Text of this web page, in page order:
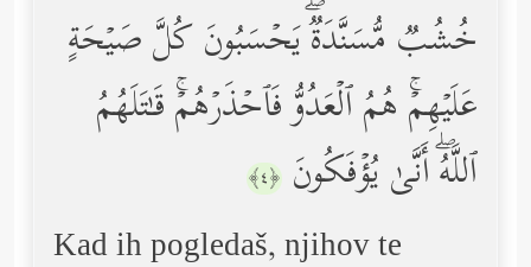
خُشُبࣱ مُّسَنَّدَةࣱۖ یَحۡسَبُونَ كُلَّ صَیۡحَةٍ
عَلَیۡهِمۡۚ هُمُ ٱلۡعَدُوُّ فَٱحۡذَرۡهُمۡۚ قَـٰتَلَهُمُ
ٱللَّهُۖ أَنَّىٰ یُؤۡفَكُونَ ﴿٤﴾
Kad ih pogledaš, njihov te